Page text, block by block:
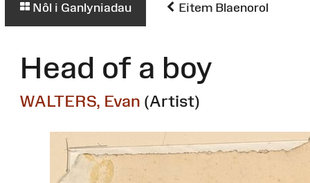
Nôl i Ganlyniadau Eitem Blaenorol
Head of a boy
WALTERS, Evan (Artist)